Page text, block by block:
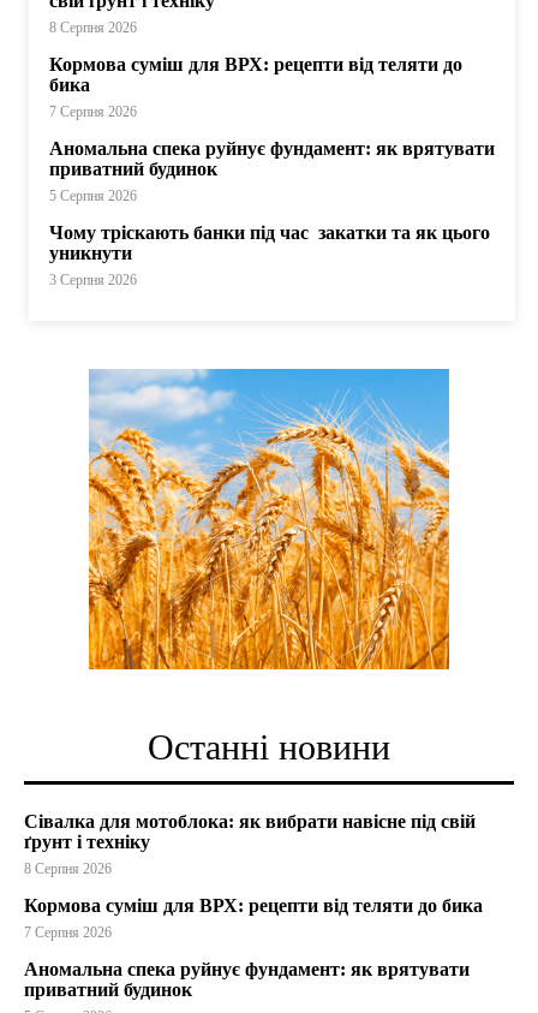
8 Серпня 2026
Кормова суміш для ВРХ: рецепти від теляти до
бика
7 Серпня 2026
Аномальна спека руйнує фундамент: як врятувати
приватний будинок
5 Серпня 2026
Чому тріскають банки під час закатки та як цього
уникнути
3 Серпня 2026
Останні новини
Сівалка для мотоблока: як вибрати навісне під свій
ґрунт і техніку
8 Серпня 2026
Кормова суміш для ВРХ: рецепти від теляти до бика
7 Серпня 2026
Аномальна спека руйнує фундамент: як врятувати
приватний будинок